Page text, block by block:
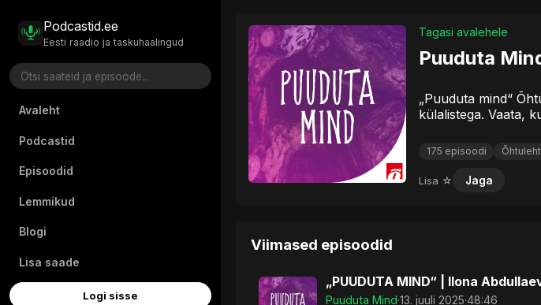
Podcastid.ee
Eesti raadio ja taskuhaalingud
Avaleht
Podcastid
Episoodid
Lemmikud
Blogi
Lisa saade
Logi sisse
Tagasi avalehele
Puuduta
„Puuduta mind“
külalistega. Vaata,
175 episoodi
Lisa ☆ Jaga
Viimased episoodid
„PUUDUTA MIND“ | Ilona
Puuduta Mind·13. juuli 2025·48:46